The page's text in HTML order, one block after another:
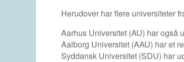
Herudover har flere universiteter
Aarhus Universitet (AU) har også
Aalborg Universitet (AAU) har et
Syddansk Universitet (SDU) har